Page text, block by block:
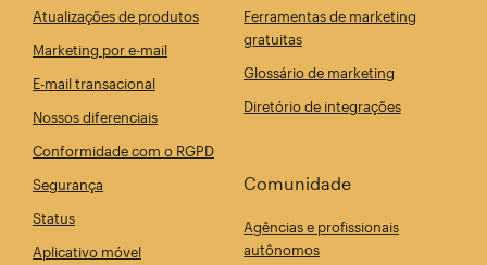
Atualizações de produtos
Marketing por e-mail
E-mail transacional
Nossos diferenciais
Conformidade com o RGPD
Segurança
Status
Aplicativo móvel
Ferramentas de marketing
gratuitas
Glossário de marketing
Diretório de integrações
Comunidade
Agências e profissionais
autônomos